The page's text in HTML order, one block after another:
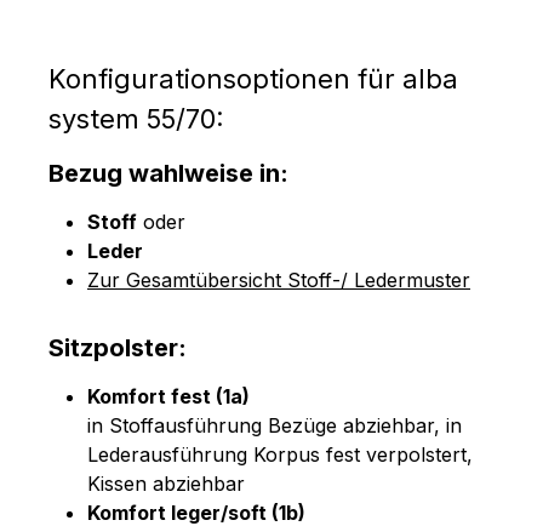
Konfigurationsoptionen für alba
system 55/70:
Bezug wahlweise in:
Stoff oder
Leder
Zur Gesamtübersicht Stoff-/ Ledermuster
Sitzpolster:
Komfort fest (1a)
in Stoffausführung Bezüge abziehbar, in
Lederausführung Korpus fest verpolstert,
Kissen abziehbar
Komfort leger/soft (1b)